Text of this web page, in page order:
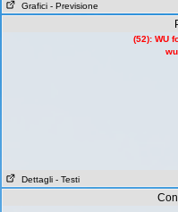
Grafici - Previsione
(52): WU
Dettagli - Testi